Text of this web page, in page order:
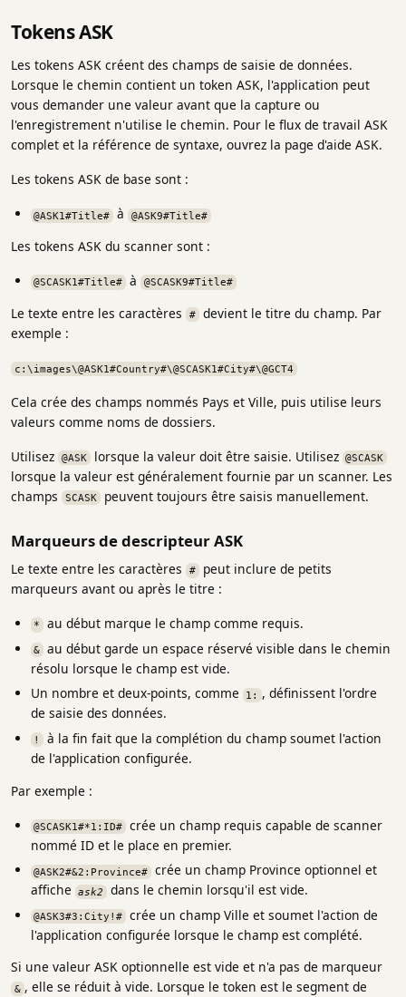
Tokens ASK
Les tokens ASK créent des champs de saisie de données.
Lorsque le chemin contient un token ASK, l'application peut
vous demander une valeur avant que la capture ou
l'enregistrement n'utilise le chemin. Pour le flux de travail ASK
complet et la référence de syntaxe, ouvrez la page d'aide ASK.
Les tokens ASK de base sont :
@ASK1#Title# à @ASK9#Title#
Les tokens ASK du scanner sont :
@SCASK1#Title# à @SCASK9#Title#
Le texte entre les caractères # devient le titre du champ. Par
exemple :
c:\images\@ASK1#Country#\@SCASK1#City#\@GCT4
Cela crée des champs nommés Pays et Ville, puis utilise leurs
valeurs comme noms de dossiers.
Utilisez
@ASK lorsque la valeur doit être saisie. Utilisez @SCASK
lorsque la valeur est généralement fournie par un scanner. Les
champs
SCASK peuvent toujours être saisis manuellement.
Marqueurs de descripteur ASK
Le texte entre les caractères # peut inclure de petits
marqueurs avant ou après le titre :
* au début marque le champ comme requis.
&
au début garde un espace réservé visible dans le chemin
résolu lorsque le champ est vide.
Un nombre et deux-points, comme
1:
, définissent l'ordre
de saisie des données.
!
à la fin fait que la complétion du champ soumet l'action
de l'application configurée.
Par exemple :
@SCASK1#*1:ID#
crée un champ requis capable de scanner
nommé ID et le place en premier.
@ASK2#&2:Province#
crée un champ Province optionnel et
affiche
ask2 dans le chemin lorsqu'il est vide.
@ASK3#3:City!#
crée un champ Ville et soumet l'action de
l'application configurée lorsque le champ est complété.
Si une valeur ASK optionnelle est vide et n'a pas de marqueur
& , elle se réduit à vide. Lorsque le token est le segment de